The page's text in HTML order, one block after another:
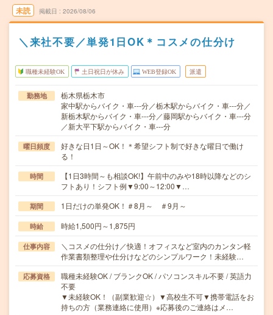
未読 掲載日 2026/08/06
＼来社不要／単発1日OK＊コスメの仕分け
職種未経験OK 土日祝日が休み WEB登録OK 派遣
勤務地
栃木県栃木市
家中駅からバイク・車---分／栃木駅からバイク・車---分／
新栃木駅からバイク・車---分／藤岡駅からバイク・車---分
／新大平下駅からバイク・車---分
曜日頻度
好きな日1日～OK！＊希望シフト制で好きな曜日で働け
る！
時間
【1日3時間～も相談OK!】午前中のみや18時以降などのシ
フトあり！シフト例▼9:00～12:00▼…
期間 1日だけの単発OK！＃8月～ ＃9月～
時給 時給1,500円～1,875円
仕事内容
＼コスメの仕分け／快適！オフィスなど室内のカンタン軽
作業書類整理や仕分けなどのシンプルワーク！未経験…
応募資格
職種未経験OK / ブランクOK / パソコンスキル不要 / 英語力
不要
▼未経験OK！（副業歓迎☆）▼高校生不可▼携帯電話をお
持ちの方（業務連絡に使用）※応募後のご連絡はメ…